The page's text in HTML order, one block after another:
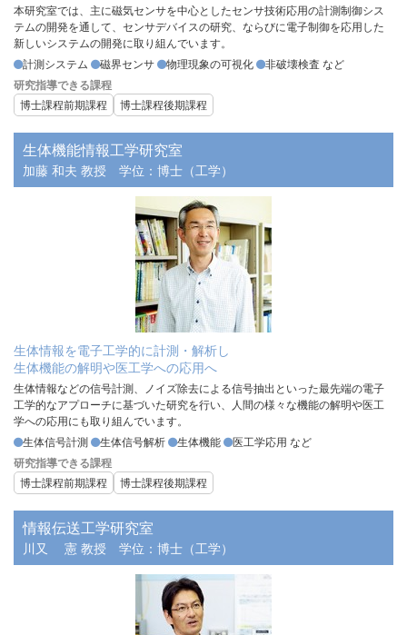
本研究室では、主に磁気センサを中心としたセンサ技術応用の計測制御シス
テムの開発を通して、センサデバイスの研究、ならびに電子制御を応用した
新しいシステムの開発に取り組んでいます。
計測システム
磁界センサ 物理現象の可視化
非破壊検査 など
研究指導できる課程
博士課程前期課程
博士課程後期課程
生体機能情報工学研究室
加藤 和夫 教授 学位：博士（工学）
生体情報を電子工学的に計測・解析し
生体機能の解明や医工学への応用へ
生体情報などの信号計測、ノイズ除去による信号抽出といった最先端の電子
工学的なアプローチに基づいた研究を行い、人間の様々な機能の解明や医工
学への応用にも取り組んでいます。
生体信号計測
生体信号解析 生体機能
医工学応用 など
研究指導できる課程
博士課程前期課程
博士課程後期課程
情報伝送工学研究室
川又 憲 教授 学位：博士（工学）